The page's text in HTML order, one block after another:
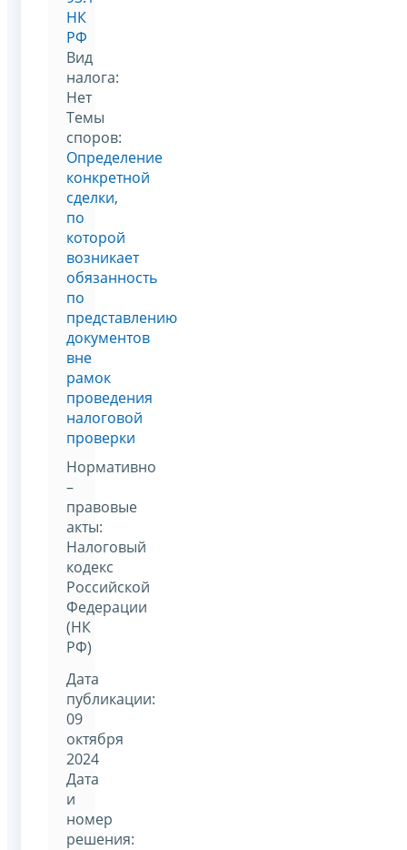
НК
РФ
Вид
налога:
Нет
Темы
споров:
Определение
конкретной
сделки,
по
которой
возникает
обязанность
по
представлению
документов
вне
рамок
проведения
налоговой
проверки
Нормативно
–
правовые
акты:
Налоговый
кодекс
Российской
Федерации
(НК
РФ)
Дата
публикации:
09
октября
2024
Дата
и
номер
решения: